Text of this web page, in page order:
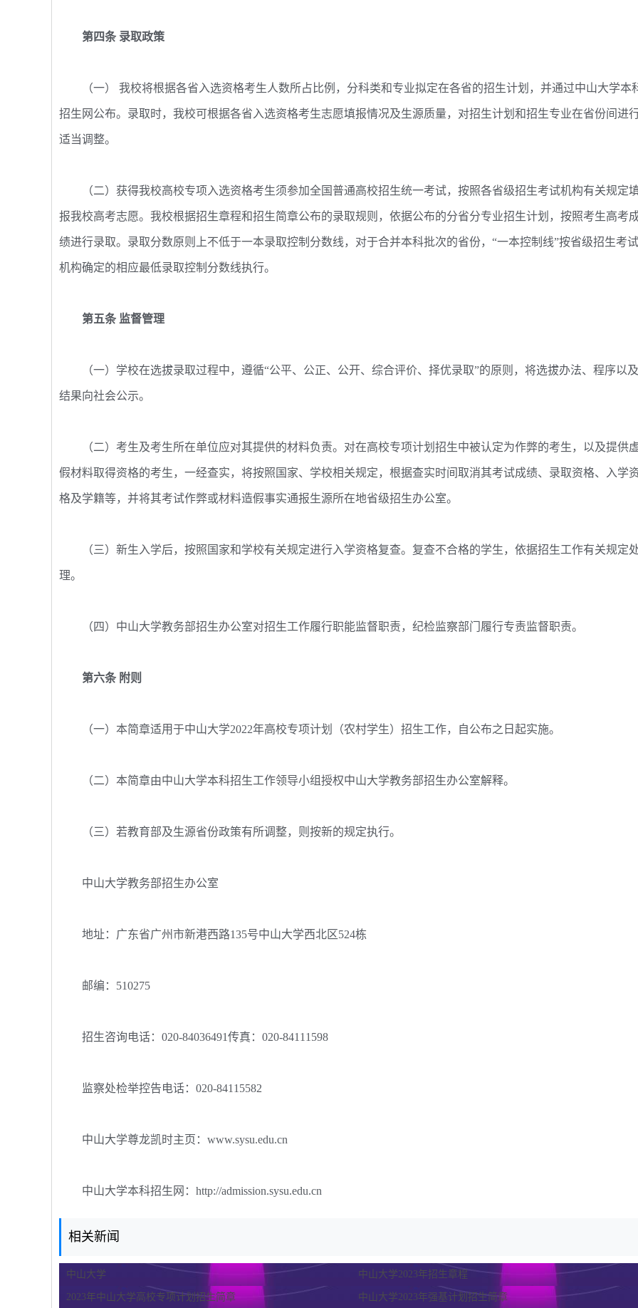
第四条 录取政策
（一） 我校将根据各省入选资格考生人数所占比例，分科类和专业拟定在各省的招生计划，并通过中山大学本
招生网公布。录取时，我校可根据各省入选资格考生志愿填报情况及生源质量，对招生计划和招生专业在省份间进
适当调整。
（二）获得我校高校专项入选资格考生须参加全国普通高校招生统一考试，按照各省级招生考试机构有关规定
报我校高考志愿。我校根据招生章程和招生简章公布的录取规则，依据公布的分省分专业招生计划，按照考生高考
绩进行录取。录取分数原则上不低于一本录取控制分数线，对于合并本科批次的省份，“一本控制线”按省级招生考试
机构确定的相应最低录取控制分数线执行。
第五条 监督管理
（一）学校在选拔录取过程中，遵循“公平、公正、公开、综合评价、择优录取”的原则，将选拔办法、程序以及
结果向社会公示。
（二）考生及考生所在单位应对其提供的材料负责。对在高校专项计划招生中被认定为作弊的考生，以及提供
假材料取得资格的考生，一经查实，将按照国家、学校相关规定，根据查实时间取消其考试成绩、录取资格、入学
格及学籍等，并将其考试作弊或材料造假事实通报生源所在地省级招生办公室。
（三）新生入学后，按照国家和学校有关规定进行入学资格复查。复查不合格的学生，依据招生工作有关规定
理。
（四）中山大学教务部招生办公室对招生工作履行职能监督职责，纪检监察部门履行专责监督职责。
第六条 附则
（一）本简章适用于中山大学2022年高校专项计划（农村学生）招生工作，自公布之日起实施。
（二）本简章由中山大学本科招生工作领导小组授权中山大学教务部招生办公室解释。
（三）若教育部及生源省份政策有所调整，则按新的规定执行。
中山大学教务部招生办公室
地址：广东省广州市新港西路135号中山大学西北区524栋
邮编：510275
招生咨询电话：020-84036491传真：020-84111598
监察处检举控告电话：020-84115582
中山大学尊龙凯时主页：www.sysu.edu.cn
中山大学本科招生网：http://admission.sysu.edu.cn
相关新闻
中山大学 中山大学2023年招生章程
2023年中山大学高校专项计划招生简章 中山大学2023年强基计划招生简章